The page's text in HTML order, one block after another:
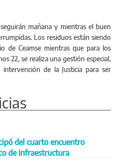
mañana y mientras el buen
Los residuos están siendo
de Ceamse mientras que para los
22, se realiza una gestión especial,
de la Justicia para ser
del cuarto encuentro
de Infraestructura